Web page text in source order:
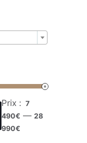
Prix : 7
490€ — 28
990€